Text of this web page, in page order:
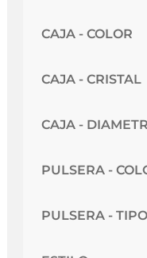
CAJA - COLOR
CAJA - CRISTAL
CAJA -
PULSERA -
PULSERA - TIPO